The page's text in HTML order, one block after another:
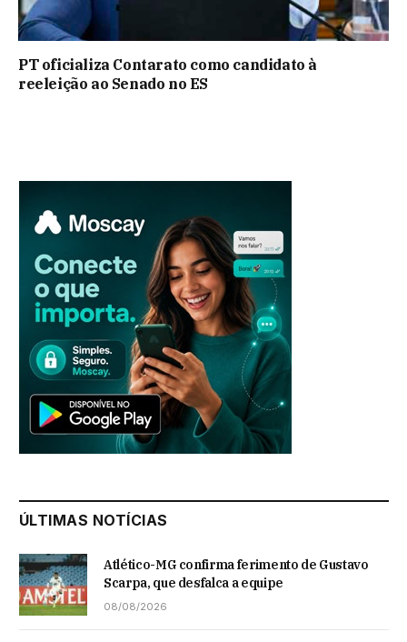
PT oficializa Contarato como candidato à
reeleição ao Senado no ES
ÚLTIMAS NOTÍCIAS
Atlético-MG confirma ferimento de Gustavo
Scarpa, que desfalca a equipe
08/08/2026